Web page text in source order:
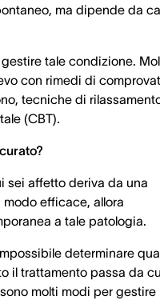
ma dipende da
tale condizione.
con rimedi di
tecniche di
(CBT).
sei affetto deriva da una
efficace, allora
a tale patologia.
determinare
il trattamento passa da
molti modi per gestire